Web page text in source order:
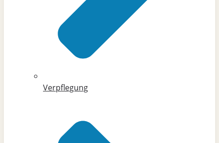
Verpflegung